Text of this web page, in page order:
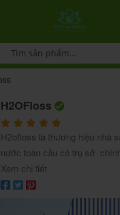
H2OFloss
H2ofloss là thương hiệu nhà
nước toàn cầu có trụ sở chính
Xem chi tiết